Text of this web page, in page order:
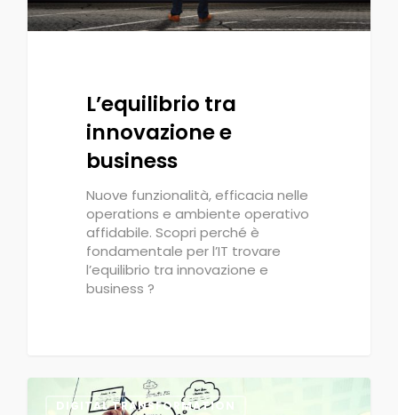
L’equilibrio tra
innovazione e
business
Nuove funzionalità, efficacia nelle
operations e ambiente operativo
affidabile. Scopri perché è
fondamentale per l’IT trovare
l’equilibrio tra innovazione e
business ?
DIGITAL TRANSFORMATION
0